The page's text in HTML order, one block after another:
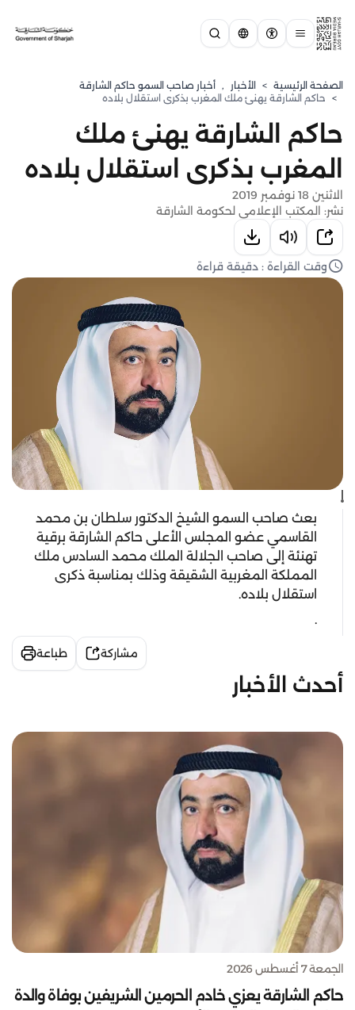
الصفحة الرئيسية > الأخبار , أخبار صاحب السمو حاكم الشارقة
> حاكم الشارقة يهنئ ملك المغرب بذكرى استقلال بلاده
حاكم الشارقة يهنئ ملك
المغرب بذكرى استقلال بلاده
الاثنين 18 نوفمبر 2019
نشر: المكتب الإعلامي لحكومة الشارقة
وقت القراءة : دقيقة قراءة
بعث صاحب السمو الشيخ الدكتور سلطان بن محمد
القاسمي عضو المجلس الأعلى حاكم الشارقة برقية
تهنئة إلى صاحب الجلالة الملك محمد السادس ملك
المملكة المغربية الشقيقة وذلك بمناسبة ذكرى
استقلال بلاده.
.
مشاركة طباعة
أحدث الأخبار
الجمعة 7 أغسطس 2026
حاكم الشارقة يعزي خادم الحرمين الشريفين بوفاة والدة